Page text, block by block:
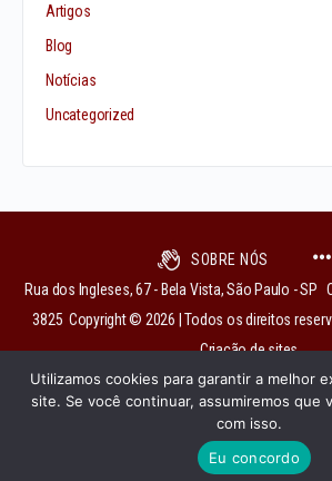
Artigos
Blog
Notícias
Uncategorized
SOBRE NÓS
Rua dos Ingleses, 67 - Bela Vista, São Paulo - SP
3825 Copyright © 2026 | Todos os direitos
Criação de sites
institutobixiga@gmail.com
Utilizamos cookies para garantir a melhor
site. Se você continuar, assumiremos que
com isso.
Eu concordo